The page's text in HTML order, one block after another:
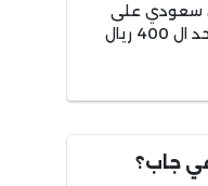
بنحو 25 ريال سعودي على
الطلبيات التي لم تتجاوز حد ال 400 ريال
جاب؟